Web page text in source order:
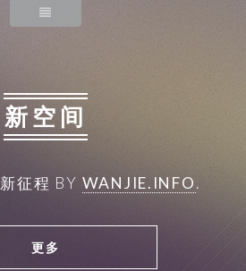
新空间
新征程 BY WANJIE.INFO.
更多